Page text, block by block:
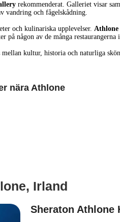
rekommenderat. Galleriet visar
vandring och fågelskådning.
och kulinariska upplevelser.Athlone
på någon av de många restaurangerna
mellan kultur, historia och naturliga
nära Athlone
Irland
Sheraton Athlone